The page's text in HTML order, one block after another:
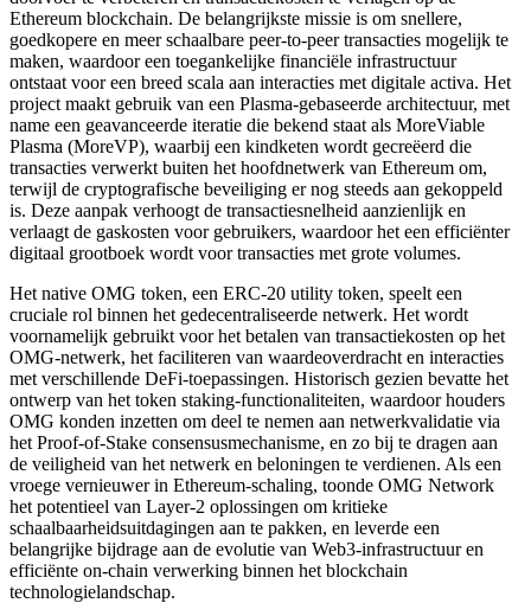
Ethereum blockchain. De belangrijkste missie is om snellere,
goedkopere en meer schaalbare peer-to-peer transacties mogelijk te
maken, waardoor een toegankelijke financiële infrastructuur
ontstaat voor een breed scala aan interacties met digitale activa. Het
project maakt gebruik van een Plasma-gebaseerde architectuur, met
name een geavanceerde iteratie die bekend staat als MoreViable
Plasma (MoreVP), waarbij een kindketen wordt gecreëerd die
transacties verwerkt buiten het hoofdnetwerk van Ethereum om,
terwijl de cryptografische beveiliging er nog steeds aan gekoppeld
is. Deze aanpak verhoogt de transactiesnelheid aanzienlijk en
verlaagt de gaskosten voor gebruikers, waardoor het een efficiënter
digitaal grootboek wordt voor transacties met grote volumes.
Het native OMG token, een ERC-20 utility token, speelt een
cruciale rol binnen het gedecentraliseerde netwerk. Het wordt
voornamelijk gebruikt voor het betalen van transactiekosten op het
OMG-netwerk, het faciliteren van waardeoverdracht en interacties
met verschillende DeFi-toepassingen. Historisch gezien bevatte het
ontwerp van het token staking-functionaliteiten, waardoor houders
OMG konden inzetten om deel te nemen aan netwerkvalidatie via
het Proof-of-Stake consensusmechanisme, en zo bij te dragen aan
de veiligheid van het netwerk en beloningen te verdienen. Als een
vroege vernieuwer in Ethereum-schaling, toonde OMG Network
het potentieel van Layer-2 oplossingen om kritieke
schaalbaarheidsuitdagingen aan te pakken, en leverde een
belangrijke bijdrage aan de evolutie van Web3-infrastructuur en
efficiënte on-chain verwerking binnen het blockchain
technologielandschap.